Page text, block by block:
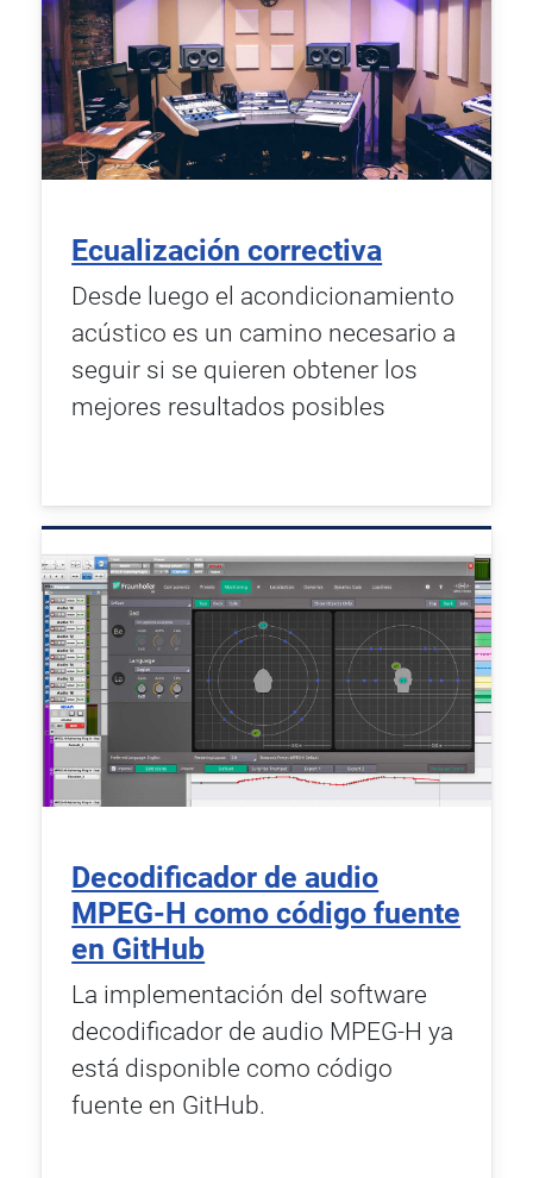
Ecualización correctiva
Desde luego el acondicionamiento
acústico es un camino necesario a
seguir si se quieren obtener los
mejores resultados posibles
Decodificador de audio
MPEG-H como código fuente
en GitHub
La implementación del software
decodificador de audio MPEG-H ya
está disponible como código
fuente en GitHub.